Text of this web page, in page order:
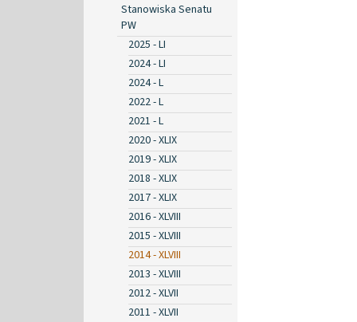
Stanowiska Senatu
PW
2025 - LI
2024 - LI
2024 - L
2022 - L
2021 - L
2020 - XLIX
2019 - XLIX
2018 - XLIX
2017 - XLIX
2016 - XLVIII
2015 - XLVIII
2014 - XLVIII
2013 - XLVIII
2012 - XLVII
2011 - XLVII